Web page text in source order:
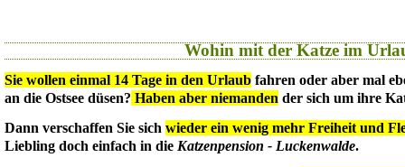
Wohin mit der Katze im
Sie wollen einmal 14 Tage in den Urlaub fahren oder aber mal
an die Ostsee düsen? Haben aber niemanden der sich um ihre
Dann verschaffen Sie sich wieder ein wenig mehr Freiheit und
Liebling doch einfach in die Katzenpension - Luckenwalde.